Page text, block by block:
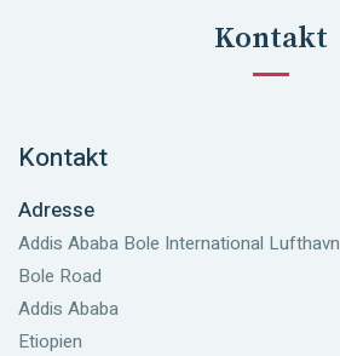
Kontakt
Kontakt
Adresse
Addis Ababa Bole International Lufthavn
Bole Road
Addis Ababa
Etiopien